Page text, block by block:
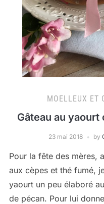
MOELLEUX ET
Gâteau au
23 mai 2018 by
Pour la fête des mères,
aux cèpes et thé fumé,
yaourt un peu élaboré
de pécan. Pour lui